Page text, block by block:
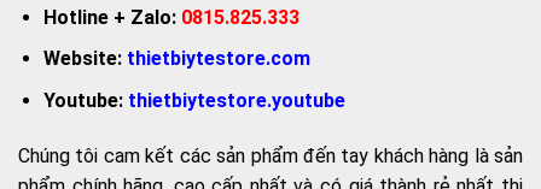
Hotline + Zalo:0815.825.333
Website: thietbiytestore.com
Youtube: thietbiytestore.youtube
Chúng tôi cam kết các sản phẩm đến tay khách hàng là sản